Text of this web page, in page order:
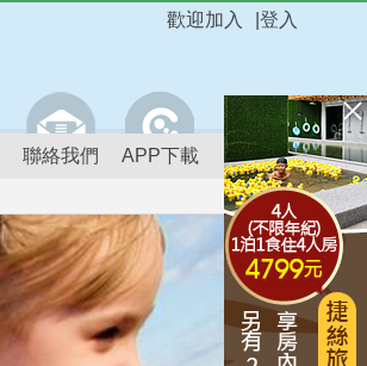
登入
歡迎加入
聯絡我們 APP下載